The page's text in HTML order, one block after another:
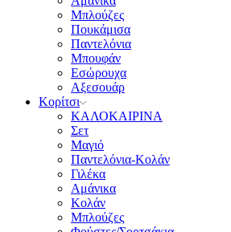
Μπλούζες
Πουκάμισα
Παντελόνια
Μπουφάν
Εσώρουχα
Αξεσουάρ
Κορίτσι
ΚΑΛΟΚΑΙΡΙΝΑ
Σετ
Μαγιό
Παντελόνια-Κολάν
Γιλέκα
Αμάνικα
Κολάν
Μπλούζες